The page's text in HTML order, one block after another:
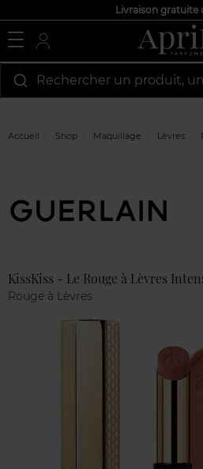
Livraison gratuite
Rechercher un produit,
Accueil Shop Maquillage Lèvres
KissKiss - Le Rouge à Lèvres
Rouge à Lèvres